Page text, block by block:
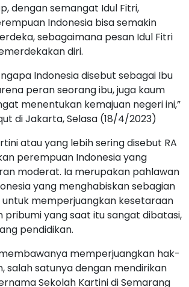
dengan semangat Idul Fitri,
Indonesia bisa semakin
sebagaimana pesan Idul Fitri
diri.
Indonesia disebut sebagai Ibu
peran seorang ibu, juga kaum
menentukan kemajuan negeri ini,”
di Jakarta, Selasa (18/4/2023)
atau yang lebih sering disebut RA
perempuan Indonesia yang
moderat. Ia merupakan pahlawan
yang menghabiskan sebagian
memperjuangkan kesetaraan
pribumi yang saat itu sangat dibatasi,
pendidikan.
memperjuangkan hak-
salah satunya dengan mendirikan
Sekolah Kartini di Semarang